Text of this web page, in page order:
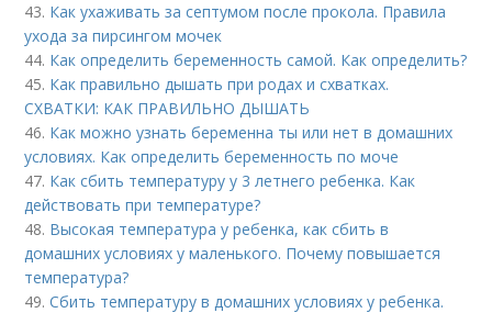
43. Как ухаживать за септумом после прокола. Правила
ухода за пирсингом мочек
44. Как определить беременность самой. Как определить?
45. Как правильно дышать при родах и схватках.
СХВАТКИ: КАК ПРАВИЛЬНО ДЫШАТЬ
46. Как можно узнать беременна ты или нет в домашних
условиях. Как определить беременность по моче
47. Как сбить температуру у 3 летнего ребенка. Как
действовать при температуре?
48. Высокая температура у ребенка, как сбить в
домашних условиях у маленького. Почему повышается
температура?
49.Сбить температуру в домашних условиях у ребенка.